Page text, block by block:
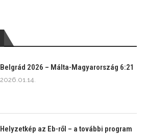
Belgrád 2026 – Málta-Magyarország 6:21
2026.01.14.
Helyzetkép az Eb-ről – a további program